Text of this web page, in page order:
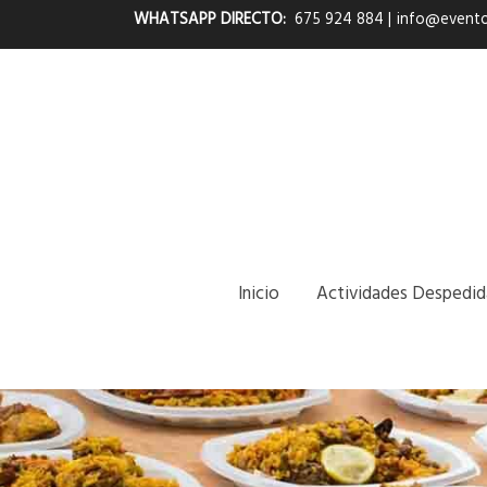
WHATSAPP DIRECTO: 675 924 884 |
Inicio Actividades